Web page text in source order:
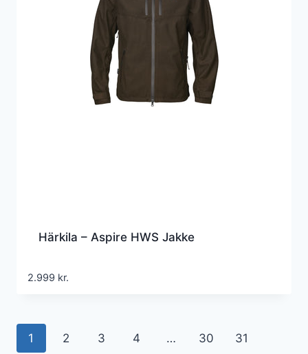
Härkila – Aspire HWS Jakke
2.999 kr.
1 2 3 4 … 30 31